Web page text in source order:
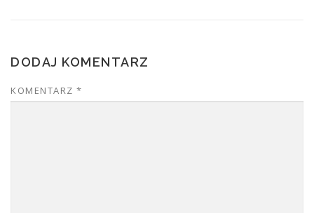
DODAJ KOMENTARZ
KOMENTARZ *